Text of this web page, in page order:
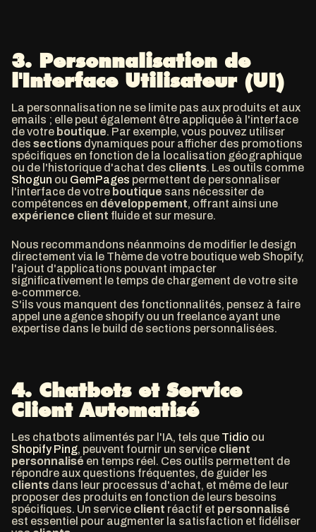
3. Personnalisation de
l'Interface Utilisateur (UI)
La personnalisation ne se limite pas aux produits et aux
emails ; elle peut également être appliquée à l'interface
de votre boutique. Par exemple, vous pouvez utiliser
des sections dynamiques pour afficher des promotions
spécifiques en fonction de la localisation géographique
ou de l'historique d'achat des clients. Les outils comme
Shogun ou GemPages permettent de personnaliser
l'interface de votre boutique sans nécessiter de
compétences en développement, offrant ainsi une
expérience client fluide et sur mesure.
Nous recommandons néanmoins de modifier le design
directement via le Thème de votre boutique web Shopify,
l'ajout d'applications pouvant impacter
significativement le temps de chargement de votre site
e-commerce.
S'ils vous manquent des fonctionnalités, pensez à faire
appel une agence shopify ou un freelance ayant une
expertise dans le build de sections personnalisées.
4. Chatbots et Service
Client Automatisé
Les chatbots alimentés par l'IA, tels que Tidio ou
Shopify Ping, peuvent fournir un service client
personnalisé en temps réel. Ces outils permettent de
répondre aux questions fréquentes, de guider les
clients dans leur processus d'achat, et même de leur
proposer des produits en fonction de leurs besoins
spécifiques. Un service client réactif et personnalisé
est essentiel pour augmenter la satisfaction et fidéliser